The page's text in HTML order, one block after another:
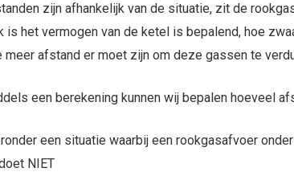
zijn afhankelijk van de situatie, zit de
is het vermogen van de ketel is bepalend, hoe
meer afstand er moet zijn om deze gassen te
een berekening kunnen wij bepalen hoeveel
een situatie waarbij een rookgasafvoer
NIET